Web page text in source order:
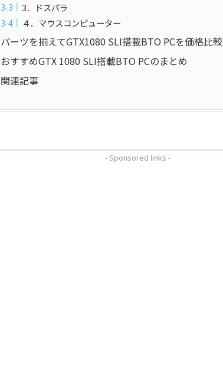
3．ドスパラ
４．マウスコンピューター
パーツを揃えてGTX1080 SLI搭載BTO PCを価格比較
おすすめGTX 1080 SLI搭載BTO PCのまとめ
関連記事
- Sponsored links -